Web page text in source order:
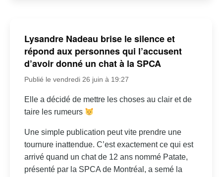
Lysandre Nadeau brise le silence et
répond aux personnes qui l’accusent
d’avoir donné un chat à la SPCA
Publié le vendredi 26 juin à 19:27
Elle a décidé de mettre les choses au clair et de
taire les rumeurs
Une simple publication peut vite prendre une
tournure inattendue. C’est exactement ce qui est
arrivé quand un chat de 12 ans nommé Patate,
présenté par la SPCA de Montréal, a semé la